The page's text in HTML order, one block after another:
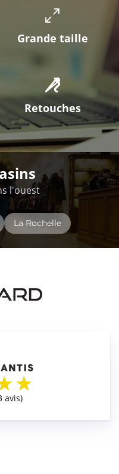
Grande taille
Retouches
l'ouest
La Rochelle